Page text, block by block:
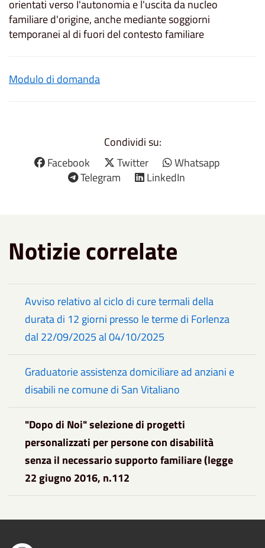
orientati verso I'autonomia e l'uscita da nucleo
familiare d'origine, anche mediante soggiorni
temporanei al di fuori del contesto familiare
Modulo di domanda
Condividi su:
Facebook
Twitter
Whatsapp
Telegram
LinkedIn
Notizie correlate
Avviso relativo al ciclo di cure termali della
durata di 12 giorni presso le terme di Forlenza
dal 22/09/2025 al 04/10/2025
Graduatorie assistenza domiciliare ad anziani e
disabili ne comune di San Vitaliano
"Dopo di Noi" selezione di progetti
personalizzati per persone con disabilità
senza il necessario supporto familiare (legge
22 giugno 2016, n.112